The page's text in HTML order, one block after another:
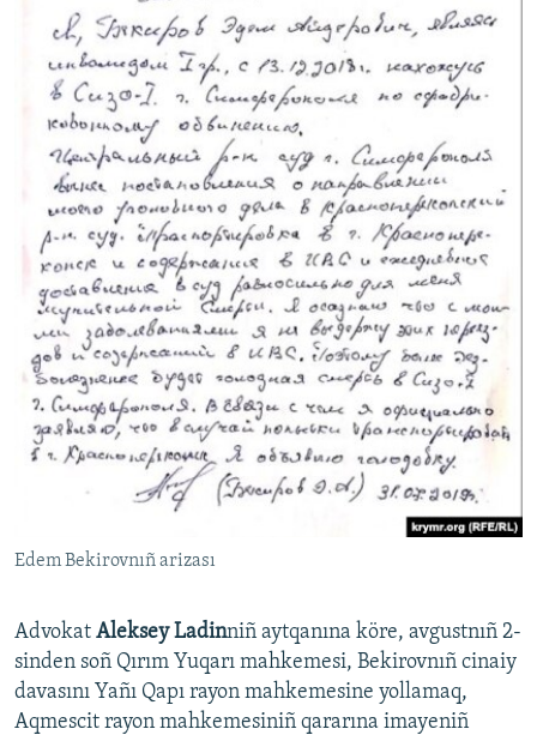
Edem Bekirovnıñ arizası
Advokat Aleksey Ladinniñ aytqanına köre, avgustnıñ 2-
sinden soñ Qırım Yuqarı mahkemesi, Bekirovnıñ cinaiy
davasını Yañı Qapı rayon mahkemesine yollamaq,
Aqmescit rayon mahkemesiniñ qararına imayeniñ